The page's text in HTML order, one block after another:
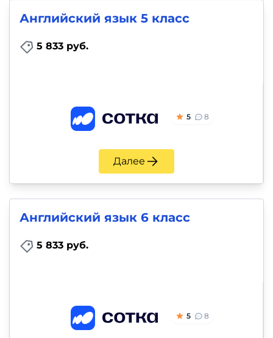
Английский язык 5 класс
5 833 руб.
5 8
Далее
Английский язык 6 класс
5 833 руб.
5 8